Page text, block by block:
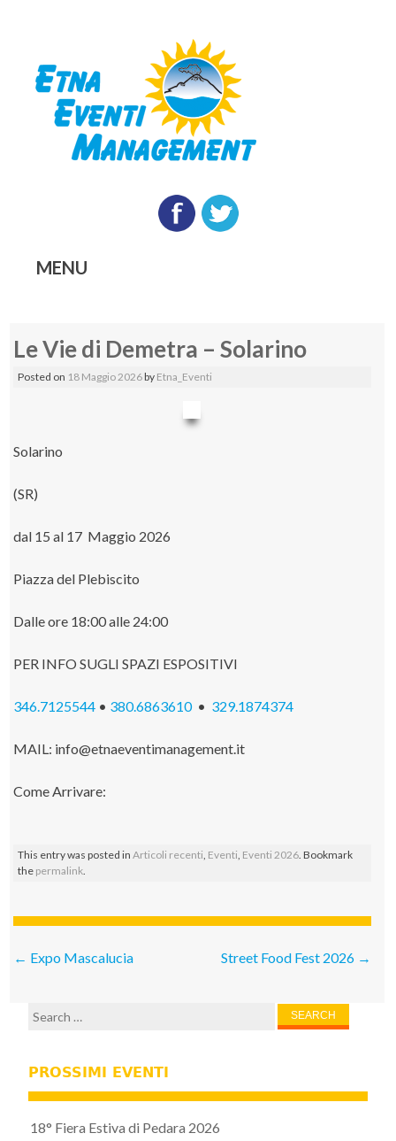
MENU
Le Vie di Demetra – Solarino
Posted on 18 Maggio 2026by Etna_Eventi
Solarino
(SR)
dal 15 al 17 Maggio 2026
Piazza del Plebiscito
Dalle ore 18:00 alle 24:00
PER INFO SUGLI SPAZI ESPOSITIVI
346.7125544 • 380.6863610• 329.1874374
MAIL: info@etnaeventimanagement.it
Come Arrivare:
This entry was posted inArticoli recenti, Eventi, Eventi 2026. Bookmark
the permalink.
Post navigation
← Expo Mascalucia Street Food Fest 2026 →
Search for:
PROSSIMI EVENTI
18° Fiera Estiva di Pedara 2026